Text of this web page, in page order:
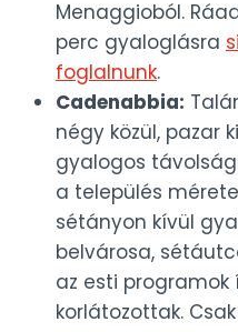
Menaggioból.
perc gyaloglásra
foglalnunk.
Cadenabbia:
négy közül, pazar
gyalogos
a település
sétányon kívül
belvárosa,
az esti
korlátozottak.